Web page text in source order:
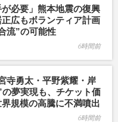
必要」熊本地震の復興
広もボランティア計画
流”の可能性
6時間前
寺勇太・平野紫耀・岸
夢実現も、チケット価
規模の高騰に不満噴出
6時間前